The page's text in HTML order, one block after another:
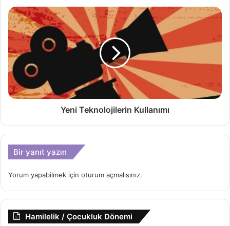
Yeni Teknolojilerin Kullanımı
Bir yanıt yazın
Yorum yapabilmek için oturum açmalısınız.
Hamilelik / Çocukluk Dönemi